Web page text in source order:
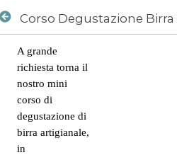
14 novembre
Corso Degustazione
A grande
richiesta torna il
nostro mini
corso di
degustazione di
birra artigianale,
in